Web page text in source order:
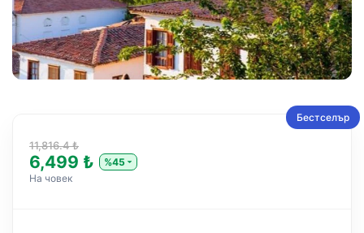
Бестселър
11,816.4 ₺
6,499 ₺
%45
На човек